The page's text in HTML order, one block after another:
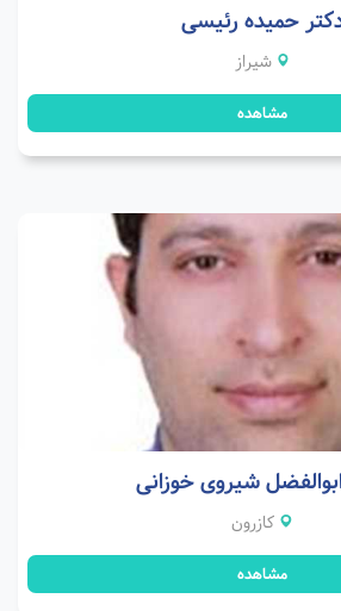
حمیده رئیسی
شیراز
مشاهده
شیروی خوزانی
کازرون
مشاهده